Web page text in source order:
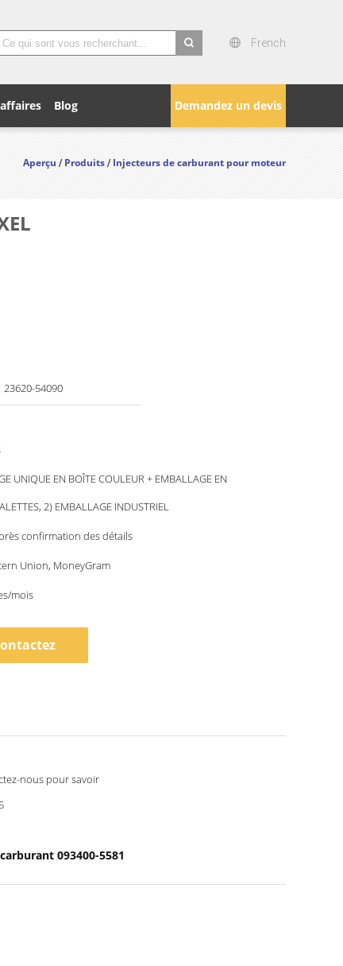
French
Demandez un devis
Blog
Aperçu /Produits/Injecteurs de carburant pour moteur
23620-54090
UNIQUE EN BOÎTE COULEUR + EMBALLAGE EN
2) EMBALLAGE INDUSTRIEL
confirmation des détails
Union, MoneyGram
mois
nous pour savoir
093400-5581